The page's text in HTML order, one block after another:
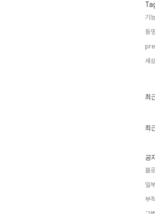
기
동
세
최
인
최
최
공
블
일
부